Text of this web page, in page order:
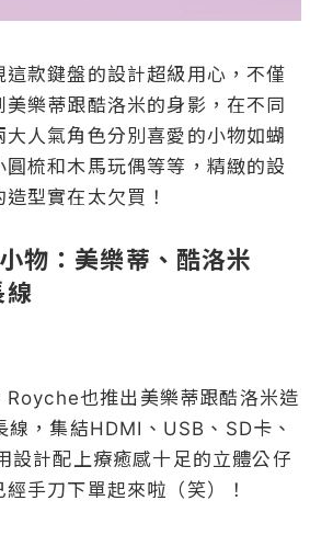
款鍵盤的設計超級用心，不僅
樂蒂跟酷洛米的身影，在不同
人氣角色分別喜愛的小物如蝴
梳和木馬玩偶等等，精緻的設
型實在太欠買！
物：美樂蒂、酷洛米
線
Royche也推出美樂蒂跟酷洛米造
，集結HDMI、USB、SD卡、
設計配上療癒感十足的立體公仔
手刀下單起來啦（笑）！